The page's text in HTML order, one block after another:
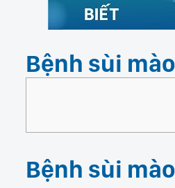
Bệnh sùi
Bệnh sùi